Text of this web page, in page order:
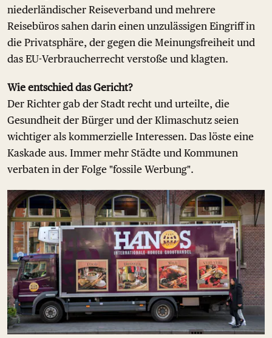
niederländischer Reiseverband und mehrere
Reisebüros sahen darin einen unzulässigen Eingriff in
die Privatsphäre, der gegen die Meinungsfreiheit und
das EU-Verbraucherrecht verstoße und klagten.
Wie entschied das Gericht?
Der Richter gab der Stadt recht und urteilte, die
Gesundheit der Bürger und der Klimaschutz seien
wichtiger als kommerzielle Interessen. Das löste eine
Kaskade aus. Immer mehr Städte und Kommunen
verbaten in der Folge "fossile Werbung".